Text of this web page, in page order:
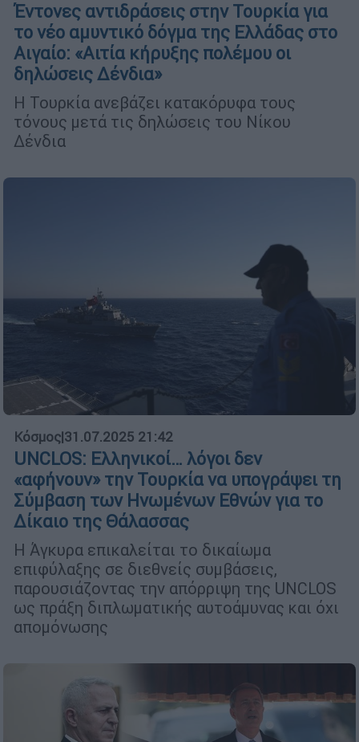
Έντονες αντιδράσεις στην Τουρκία για
το νέο αμυντικό δόγμα της Ελλάδας στο
Αιγαίο: «Αιτία κήρυξης πολέμου οι
δηλώσεις Δένδια»
Η Τουρκία ανεβάζει κατακόρυφα τους
τόνους μετά τις δηλώσεις του Νίκου
Δένδια
Κόσμος|31.07.2025 21:42
UNCLOS: Ελληνικοί… λόγοι δεν
«αφήνουν» την Τουρκία να υπογράψει τη
Σύμβαση των Ηνωμένων Εθνών για το
Δίκαιο της Θάλασσας
Η Άγκυρα επικαλείται το δικαίωμα
επιφύλαξης σε διεθνείς συμβάσεις,
παρουσιάζοντας την απόρριψη της UNCLOS
ως πράξη διπλωματικής αυτοάμυνας και όχι
απομόνωσης